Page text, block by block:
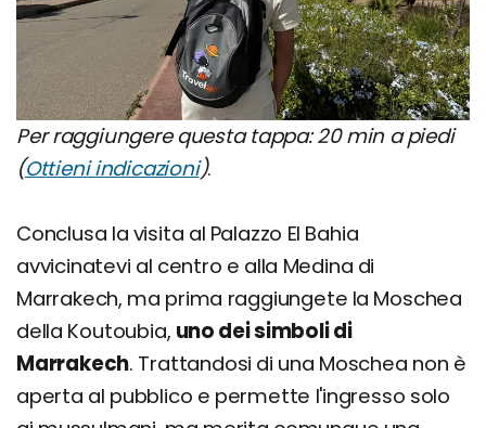
Per raggiungere questa tappa: 20 min a piedi
(Ottieni indicazioni).
Conclusa la visita al Palazzo El Bahia
avvicinatevi al centro e alla Medina di
Marrakech, ma prima raggiungete la Moschea
della Koutoubia, uno dei simboli di
Marrakech. Trattandosi di una Moschea non è
aperta al pubblico e permette l'ingresso solo